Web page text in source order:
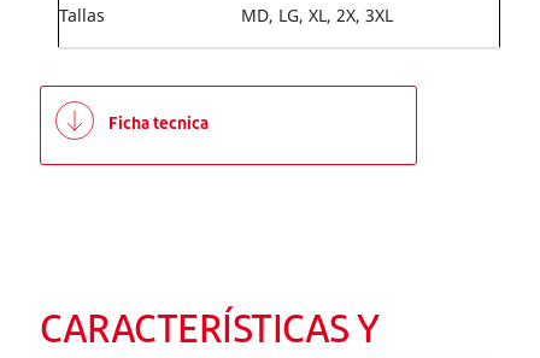
Tallas MD, LG, XL, 2X, 3XL
Ficha tecnica
CARACTERÍSTICAS Y